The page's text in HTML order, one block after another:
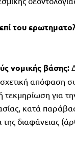
του
νομικής βάσης:
απόφαση
τεκμηρίωση για
κατά
της διαφάνειας